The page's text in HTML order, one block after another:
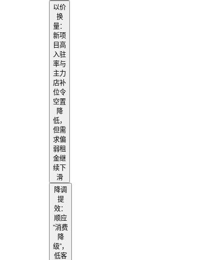
以价
换
量：
新项
目高
入驻
率与
主力
店补
位令
空置
降
低，
但需
求偏
弱租
金继
续下
滑
降调
提
效：
顺应
“消费
降
级”，
低客